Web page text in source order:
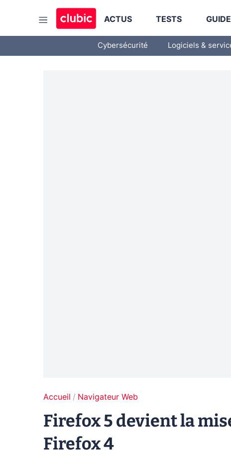
ACTUS TESTS
Cybersécurité Logiciels &
Accueil Navigateur Web
Firefox 5 devient la
Firefox 4